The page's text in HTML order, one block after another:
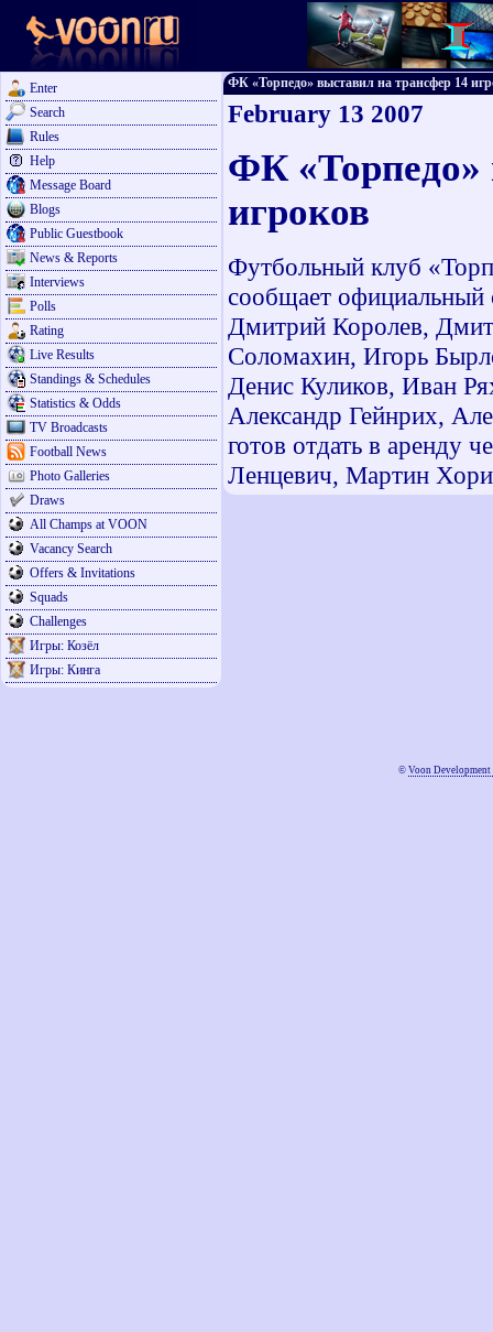
Enter
Search
Rules
Help
Message Board
Blogs
Public Guestbook
News & Reports
Interviews
Polls
Rating
Live Results
Standings & Schedules
Statistics & Odds
TV Broadcasts
Football News
Photo Galleries
Draws
All Champs at VOON
Vacancy Search
Offers & Invitations
Squads
Challenges
Игры: Козёл
Игры: Кинга
ФК «Торпедо» выставил на трансфер 14
February 13 2007
ФК «Торпедо»
игроков
Футбольный клуб
сообщает официальный
Дмитрий Королев,
Соломахин, Игорь
Денис Куликов, Иван
Александр Гейнрих,
готов отдать в аренду
Ленцевич, Мартин
© Voon Development